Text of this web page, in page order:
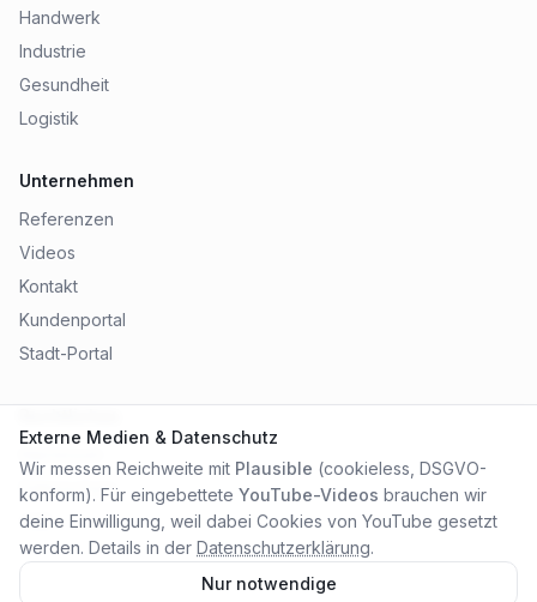
Handwerk
Industrie
Gesundheit
Logistik
Unternehmen
Referenzen
Videos
Kontakt
Kundenportal
Stadt-Portal
Datenschutz
AGB
Externe Medien & Datenschutz
Wir messen Reichweite mit Plausible (cookieless, DSGVO-
konform). Für eingebettete YouTube-Videos brauchen wir
deine Einwilligung, weil dabei Cookies von YouTube gesetzt
werden. Details in der Datenschutzerklärung.
Nur notwendige